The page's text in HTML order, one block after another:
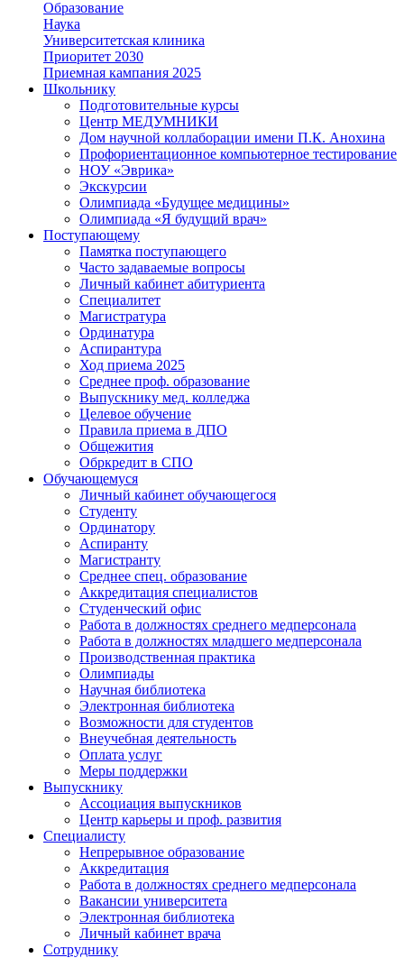
Образование
Наука
Университетская клиника
Приоритет 2030
Приемная кампания 2025
Школьнику
Подготовительные курсы
Центр МЕДУМНИКИ
Дом научной коллаборации имени П.К. Анохина
Профориентационное компьютерное тестирование
НОУ «Эврика»
Экскурсии
Олимпиада «Будущее медицины»
Олимпиада «Я будущий врач»
Поступающему
Памятка поступающего
Часто задаваемые вопросы
Личный кабинет абитуриента
Специалитет
Магистратура
Ординатура
Аспирантура
Ход приема 2025
Среднее проф. образование
Выпускнику мед. колледжа
Целевое обучение
Правила приема в ДПО
Общежития
Обркредит в СПО
Обучающемуся
Личный кабинет обучающегося
Студенту
Ординатору
Аспиранту
Магистранту
Среднее спец. образование
Аккредитация специалистов
Студенческий офис
Работа в должностях среднего медперсонала
Работа в должностях младшего медперсонала
Производственная практика
Олимпиады
Научная библиотека
Электронная библиотека
Возможности для студентов
Внеучебная деятельность
Оплата услуг
Меры поддержки
Выпускнику
Ассоциация выпускников
Центр карьеры и проф. развития
Специалисту
Непрерывное образование
Аккредитация
Работа в должностях среднего медперсонала
Вакансии университета
Электронная библиотека
Личный кабинет врача
Сотруднику